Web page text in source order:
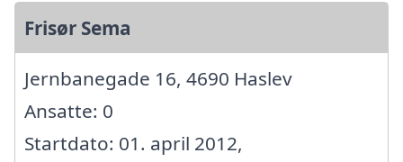
Frisør Sema
Jernbanegade 16, 4690 Haslev
Ansatte: 0
Startdato: 01. april 2012,